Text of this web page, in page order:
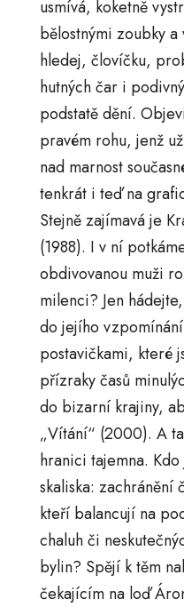
usmívá, koketně
bělostnými zoubky
hledej, človíčku,
hutných čar i
podstatě dění.
pravém rohu, jenž
nad marnost
tenkrát i teď na
Stejně zajímavá je
(1988). I v ní
obdivovanou muži
milenci? Jen
do jejího
postavičkami, které
přízraky časů
do bizarní krajiny,
„Vítání“ (2000). A
hranici tajemna.
skaliska:
kteří balancují na
chaluh či
bylin? Spějí k těm
čekajícím na loď